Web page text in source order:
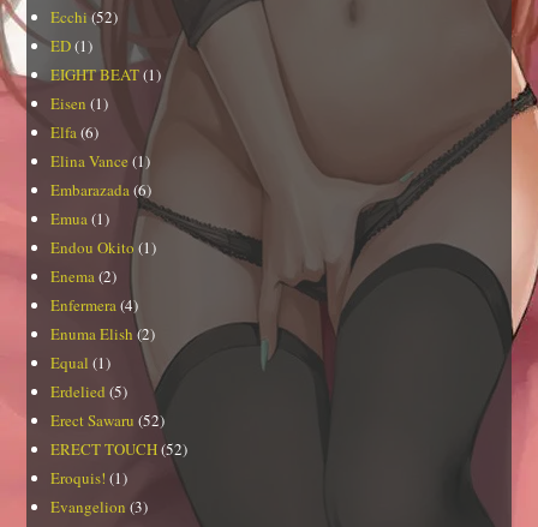
Ecchi(52)
ED(1)
EIGHT BEAT(1)
Eisen (1)
Elfa(6)
Elina Vance (1)
Embarazada(6)
Emua(1)
Endou Okito (1)
Enema(2)
Enfermera(4)
Enuma Elish(2)
Equal (1)
Erdelied (5)
Erect Sawaru (52)
ERECT TOUCH(52)
Eroquis! (1)
Evangelion (3)